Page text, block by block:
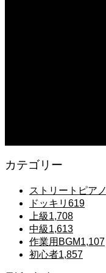
カテゴリー
ストリートピアノ
ドッキリ 619
上級1,708
中級1,613
作業用BGM1,107
初心者1,857